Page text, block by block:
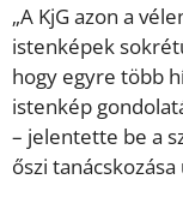
„A KjG azon a
istenképek
hogy egyre több
istenkép
– jelentette be a
őszi tanácskozása